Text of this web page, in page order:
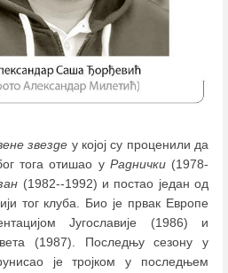
звезде у којој су проценили да
тога отишао у Раднички(1978-
(1982--1992) и постао један од
тог клуба. Био је првак Европе
Југославије (1986) и
(1987). Последњу сезону у
је тројком у последњем